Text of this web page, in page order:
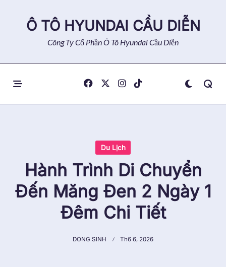
contentÔ TÔ HYUNDAI CẦU DIỄN
Công Ty Cổ Phần Ô Tô Hyundai Cầu Diễn
Du Lịch
Hành Trình Di Chuyển
Đến Măng Đen 2 Ngày 1
Đêm Chi Tiết
DONG SINH Th6 6, 2026